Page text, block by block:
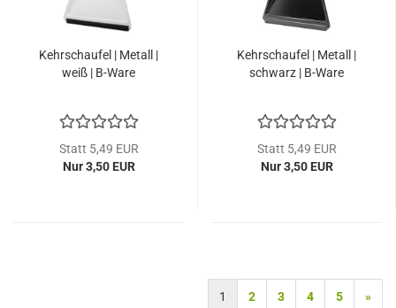
Kehrschaufel | Metall |
weiß | B-Ware
Statt 5,49 EUR
Nur 3,50 EUR
Kehrschaufel | Metall |
schwarz | B-Ware
Statt 5,49 EUR
Nur 3,50 EUR
1 2 3 4 5 »